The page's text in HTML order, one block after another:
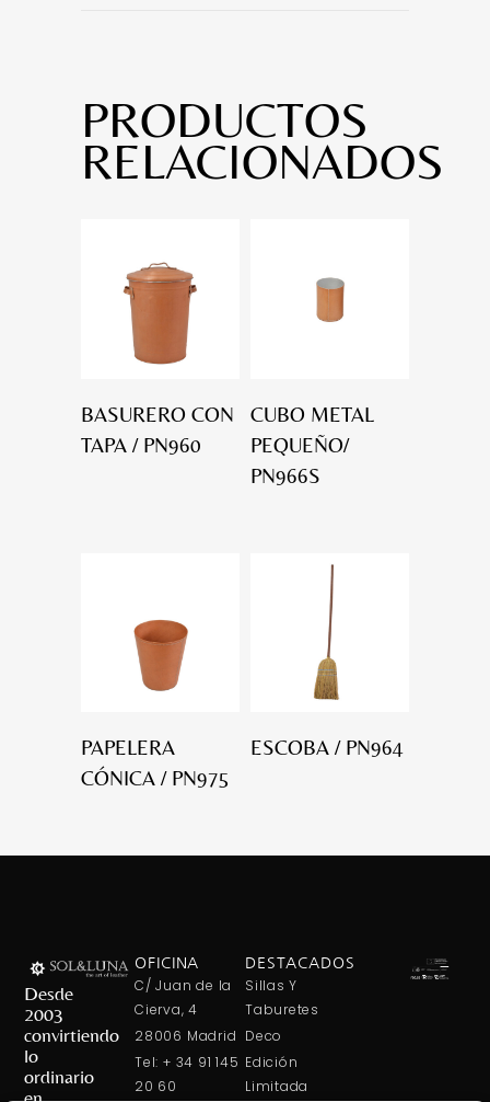
PRODUCTOS
RELACIONADOS
BASURERO CON
TAPA / PN960
CUBO METAL
PEQUEÑO/
PN966S
PAPELERA
CÓNICA / PN975
ESCOBA / PN964
Desde
2003
convirtiendo
lo
ordinario
en
OFICINA
C/ Juan de la
Cierva, 4
28006 Madrid
Tel: + 34 91 145
20 60
DESTACADOS
Sillas Y
Taburetes
Deco
Edición
Limitada